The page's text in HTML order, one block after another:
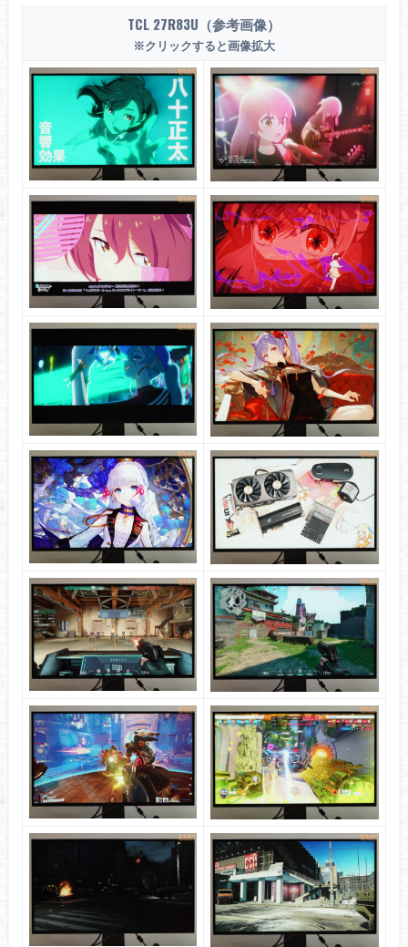
SDR LUT for 27R83U.zipTCL 27R83U（参考画像）
※クリックすると画像拡大